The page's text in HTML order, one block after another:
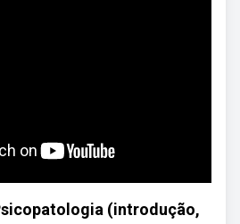
(introdução,